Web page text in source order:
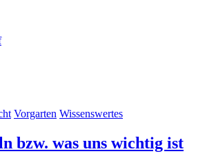
Vorgarten Wissenswertes
bzw. was uns wichtig ist